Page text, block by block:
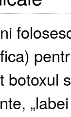
botoxul